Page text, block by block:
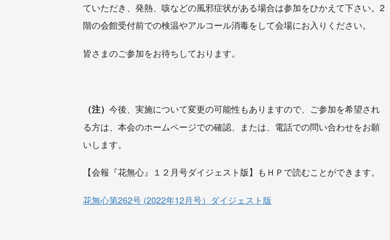
ていただき、発熱、咳などの風邪症状がある場合は参加をひかえて下さい。 2
階の会館受付前での検温やアルコール消毒をして会場にお入りください。
皆さまのご参加をお待ちしております。
（注） 今後、実施について変更の可能性もありますので、ご参加を希望され
る方は、本会のホームページでの確認、または、電話での問い合わせをお願
いします。
【会報『花無心』１２月号ダイジェスト版】もＨＰで読むことができます。
花無心第262号 (2022年12月号）ダイジェスト版